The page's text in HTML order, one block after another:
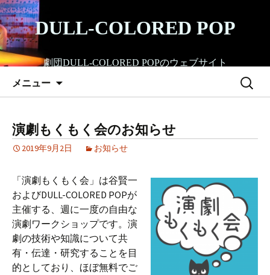
コ
ン
テ
ン
ツ
ス
DULL-COLORED POP
劇団DULL-COLORED POPのウェブサイト
メニュー
検
索:
演劇もくもく会のお知らせ
2019年9月2日 お知らせ
「演劇もくもく会」は谷賢一
およびDULL-COLORED POPが
主催する、週に一度の自由な
演劇ワークショップです。演
劇の技術や知識について共
有・伝達・研究することを目
的としており、ほぼ無料でご